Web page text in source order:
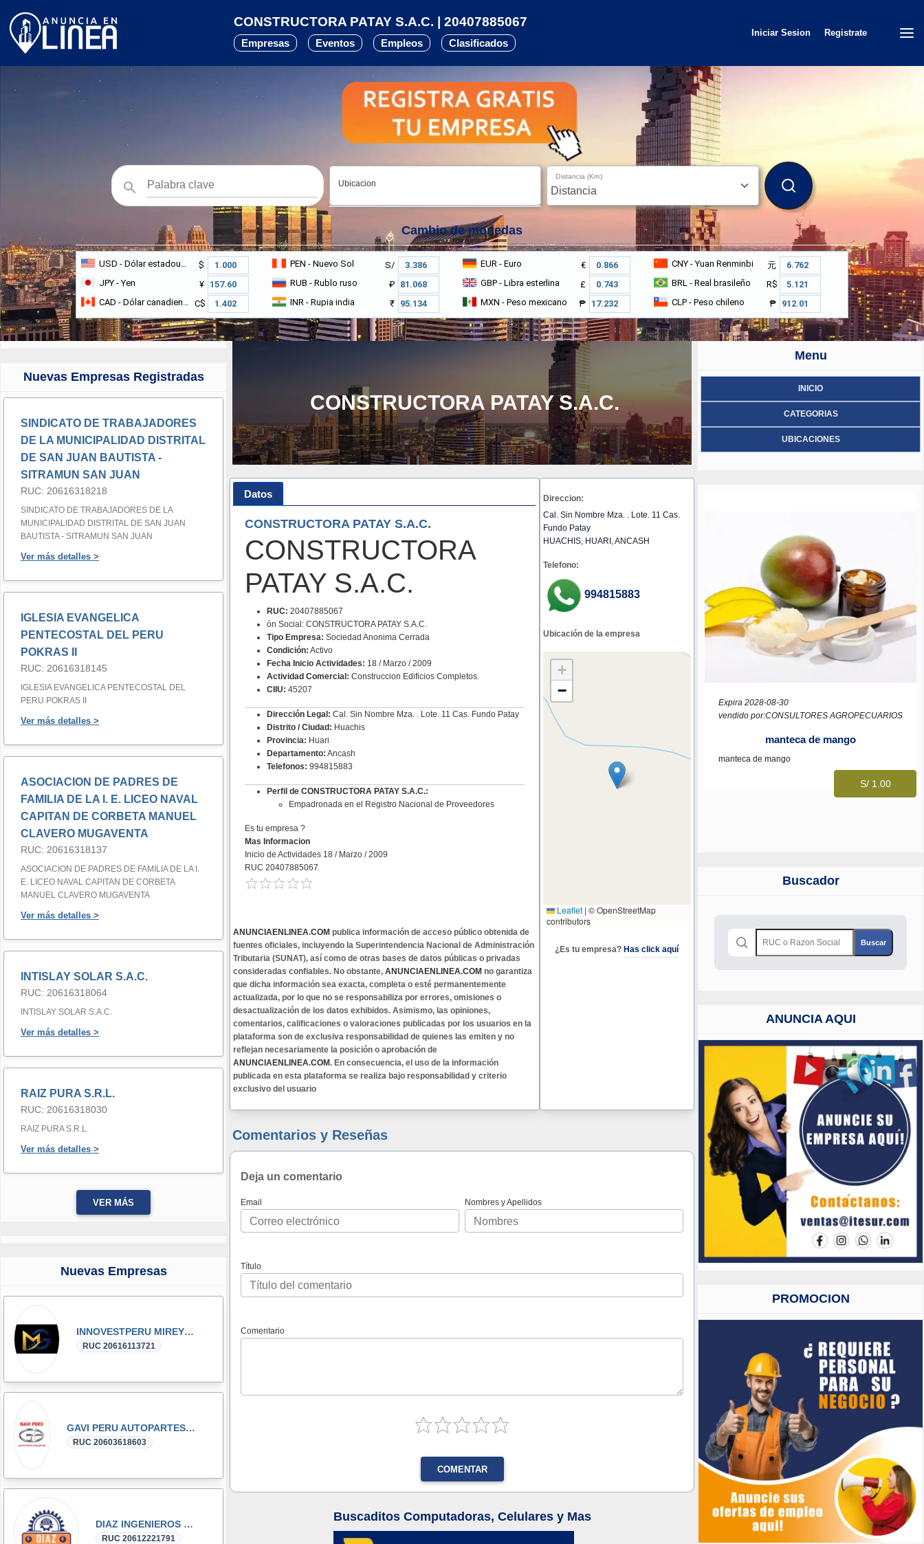
CONSTRUCTORA PATAY S.A.C. | 20407885067
Empresas Eventos Empleos Clasificados
Iniciar Sesion Registrate
Ubicacion
Distancia (Km)
BUSCAR
Cambio de monedas
USD - Dólar estadounidense $ PEN - Nuevo Sol S/ EUR - Euro € CNY- Yuan Renminbi
元
JPY - Yen ¥ RUB - Rublo ruso ₽ GBP - Libra esterlina £ BRL - Real brasileño
R$
CAD - Dólar canadiense C$ INR - Rupia india ₹ MXN - Peso mexicano ₱ CLP- Peso chileno ₱
Nuevas Empresas Registradas
SINDICATO DE TRABAJADORES
DE LA MUNICIPALIDAD DISTRITAL
DE SAN JUAN BAUTISTA -
SITRAMUN SAN JUAN
RUC: 20616318218
SINDICATO DE TRABAJADORES DE LA
MUNICIPALIDAD DISTRITAL DE SAN JUAN
BAUTISTA - SITRAMUN SAN JUAN
Ver más detalles >
IGLESIA EVANGELICA
PENTECOSTAL DEL PERU
POKRAS II
RUC: 20616318145
IGLESIA EVANGELICA PENTECOSTAL DEL
PERU POKRAS II
Ver más detalles >
ASOCIACION DE PADRES DE
FAMILIA DE LA I. E. LICEO NAVAL
CAPITAN DE CORBETA MANUEL
CLAVERO MUGAVENTA
RUC: 20616318137
ASOCIACION DE PADRES DE FAMILIA DE LA I.
E. LICEO NAVAL CAPITAN DE CORBETA
MANUEL CLAVERO MUGAVENTA
Ver más detalles >
INTISLAY SOLAR S.A.C.
RUC: 20616318064
INTISLAY SOLAR S.A.C.
Ver más detalles >
RAIZ PURA S.R.L.
RUC: 20616318030
RAIZ PURA S.R.L.
Ver más detalles >
VER MÁS
Nuevas Empresas
INNOVESTPERU MIREYKA GROUP SAC
RUC 20616113721
GAVI PERU AUTOPARTES DONGFENG y DFSK GLORY
RUC 20603618603
DIAZ INGENIEROS SRL
RUC 20612221791
CONSTRUCTORA PATAY S.A.C.
Datos
CONSTRUCTORA PATAY S.A.C.
CONSTRUCTORA
PATAY S.A.C.
RUC: 20407885067
ón Social: CONSTRUCTORA PATAY S.A.C.
Tipo Empresa: Sociedad Anonima Cerrada
Condición: Activo
Fecha Inicio Actividades: 18 / Marzo / 2009
Actividad Comercial: Construccion Edificios Completos.
CIIU: 45207
Dirección Legal: Cal. Sin Nombre Mza. . Lote. 11 Cas. Fundo Patay
Distrito / Ciudad: Huachis
Provincia: Huari
Departamento: Ancash
Telefonos: 994815883
Perfil de CONSTRUCTORA PATAY S.A.C.:
Empadronada en el Registro Nacional de Proveedores
Es tu empresa ?
Mas Informacion
Inicio de Actividades 18 / Marzo / 2009
RUC 20407885067
ANUNCIAENLINEA.COM publica información de acceso público obtenida de
fuentes oficiales, incluyendo la Superintendencia Nacional de Administración
Tributaria (SUNAT), así como de otras bases de datos públicas o privadas
consideradas confiables. No obstante, ANUNCIAENLINEA.COM no garantiza
que dicha información sea exacta, completa o esté permanentemente
actualizada, por lo que no se responsabiliza por errores, omisiones o
desactualización de los datos exhibidos. Asimismo, las opiniones,
comentarios, calificaciones o valoraciones publicadas por los usuarios en la
plataforma son de exclusiva responsabilidad de quienes las emiten y no
reflejan necesariamente la posición o aprobación de
ANUNCIAENLINEA.COM. En consecuencia, el uso de la información
publicada en esta plataforma se realiza bajo responsabilidad y criterio
exclusivo del usuario
Direccion:
Cal. Sin Nombre Mza. . Lote. 11 Cas.
Fundo Patay
HUACHIS, HUARI, ANCASH
Telefono:
994815883
Ubicación de la empresa
+
−
Leaflet | © OpenStreetMap
contributors
¿Es tu empresa? Has click aquí
Comentarios y Reseñas
Deja un comentario
Email Nombres y Apellidos
Título
Comentario
COMENTAR
Buscaditos Computadoras, Celulares y Mas
Menu
INICIO
CATEGORIAS
UBICACIONES
Expira 2028-08-30
vendido por:CONSULTORES AGROPECUARIOS
manteca de mango
manteca de mango
S/ 1.00
Buscador
ANUNCIA AQUI
PROMOCION